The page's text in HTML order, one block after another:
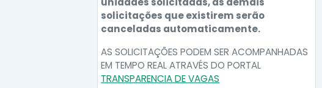
solicitações que existirem serão
canceladas automaticamente.
AS SOLICITAÇÕES PODEM SER ACOMPANHADAS
EM TEMPO REAL ATRAVÉS DO PORTAL
TRANSPARENCIA DE VAGAS